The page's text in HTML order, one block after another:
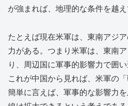
が強まれば、地理的な条件を越え
たとえば現在米軍は、東南アジ
力がある。つまり米軍は、東南
り、周辺国に軍事的影響力で囲い
これが中国から見れば、米軍の
簡単に言えば、軍事的な影響力